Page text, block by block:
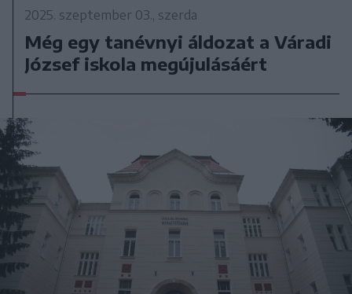
2025. szeptember 03., szerda
Még egy tanévnyi áldozat a Váradi
József iskola megújulásáért